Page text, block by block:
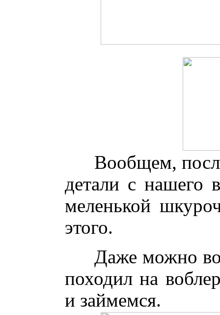
Вообщем,
детали с нашего
меленькой
этого.
Даже можно
походил на
и займемся.